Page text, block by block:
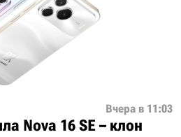
Вчера в 11:03
Nova 16 SE – клон